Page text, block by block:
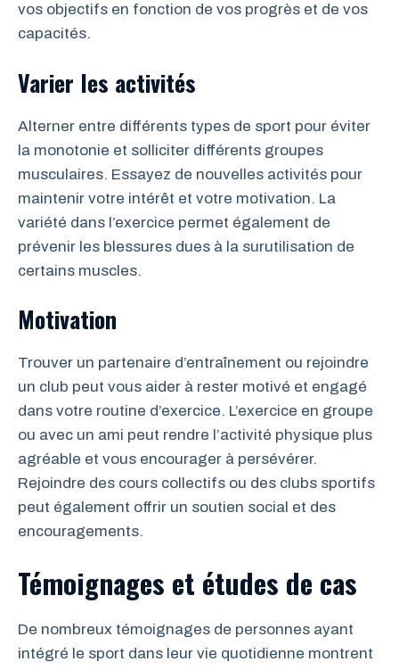
vos objectifs en fonction de vos progrès et de vos
capacités.
Varier les activités
Alterner entre différents types de sport pour éviter
la monotonie et solliciter différents groupes
musculaires. Essayez de nouvelles activités pour
maintenir votre intérêt et votre motivation. La
variété dans l’exercice permet également de
prévenir les blessures dues à la surutilisation de
certains muscles.
Motivation
Trouver un partenaire d’entraînement ou rejoindre
un club peut vous aider à rester motivé et engagé
dans votre routine d’exercice. L’exercice en groupe
ou avec un ami peut rendre l’activité physique plus
agréable et vous encourager à persévérer.
Rejoindre des cours collectifs ou des clubs sportifs
peut également offrir un soutien social et des
encouragements.
Témoignages et études de cas
De nombreux témoignages de personnes ayant
intégré le sport dans leur vie quotidienne montrent